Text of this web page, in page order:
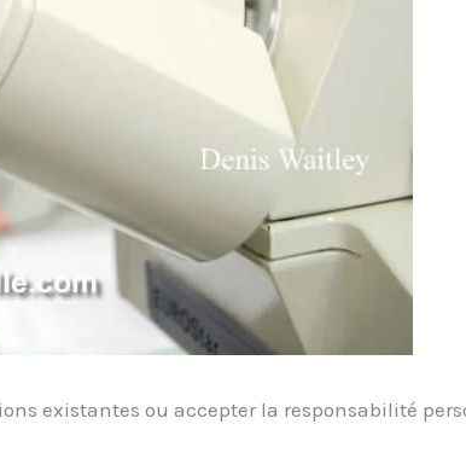
existantes ou accepter la responsabilité